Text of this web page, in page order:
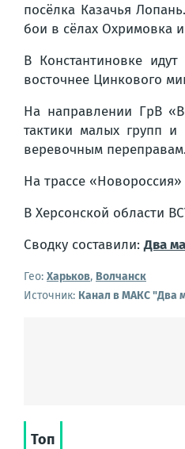
посёлка Казачья
бои в сёлах Охримовка
В Константиновке
восточнее Цинкового
На направлении ГрВ
тактики малых групп
веревочным переправам.
На трассе
В Херсонской области
Сводку составили:Два
Гео: Харьков, Волчанск
Источник: Канал в МАКС "Два
Топ